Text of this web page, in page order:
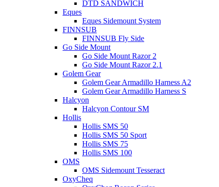
DTD SANDWICH
Eques
Eques Sidemount System
FINNSUB
FINNSUB Fly Side
Go Side Mount
Go Side Mount Razor 2
Go Side Mount Razor 2.1
Golem Gear
Golem Gear Armadillo Harness A2
Golem Gear Armadillo Harness S
Halcyon
Halcyon Contour SM
Hollis
Hollis SMS 50
Hollis SMS 50 Sport
Hollis SMS 75
Hollis SMS 100
OMS
OMS Sidemount Tesseract
OxyCheq